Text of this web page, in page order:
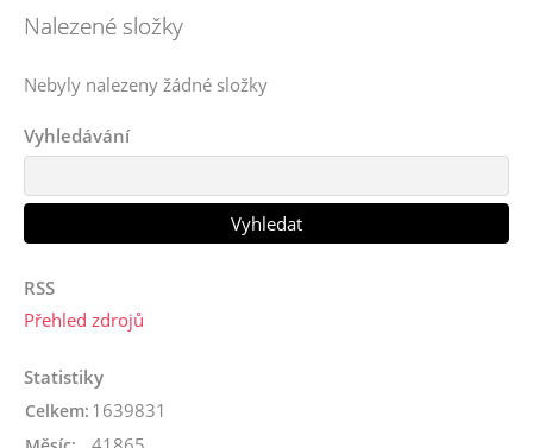
Nalezené složky
Nebyly nalezeny žádné složky
Vyhledávání
RSS
Přehled zdrojů
Statistiky
Celkem: 1639831